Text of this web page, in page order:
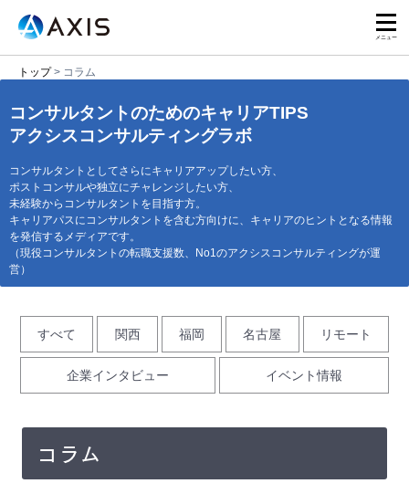
トップ> コラム
コンサルタントのためのキャリアTIPS
アクシスコンサルティングラボ
コンサルタントとしてさらにキャリアアップしたい方、
ポストコンサルや独立にチャレンジしたい方、
未経験からコンサルタントを目指す方。
キャリアパスにコンサルタントを含む方向けに、キャリアのヒントとなる情報
を発信するメディアです。
（現役コンサルタントの転職支援数、No1のアクシスコンサルティングが運
営）
すべて 関西 福岡 名古屋 リモート
企業インタビュー イベント情報
コラム